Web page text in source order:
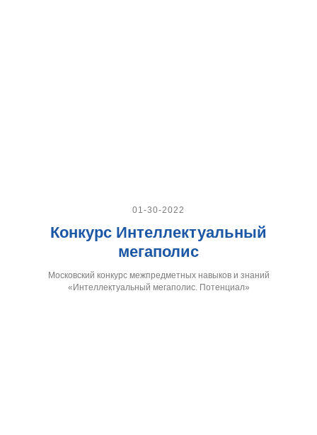
01-30-2022
Конкурс Интеллектуальный
мегаполис
Московский конкурс межпредметных навыков и знаний
«Интеллектуальный мегаполис. Потенциал»